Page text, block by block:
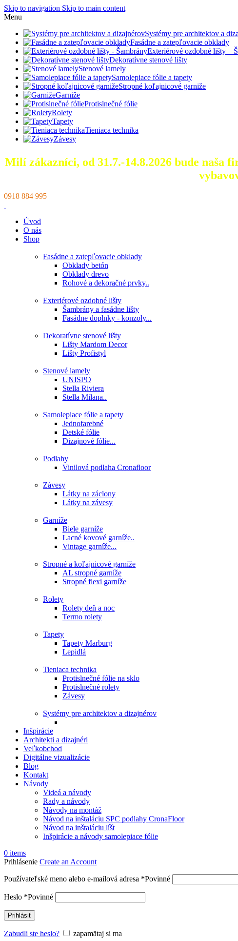
Skip to navigation Skip to main content
Menu
Systémy pre architektov a
Fasádne a zatepľovacie obklady
Exteriérové ozdobné lišty –
Dekoratívne stenové lišty
Stenové lamely
Samolepiace fólie a tapety
Stropné koľajnicové garniže
Garniže
Protislnečné fólie
Rolety
Tapety
Tieniaca technika
Závesy
Milí zákazníci, od 31.7.-14.8.2026 bude naša
0918 884 995
Úvod
O nás
Shop
Fasádne a zatepľovacie obklady
Obklady betón
Obklady drevo
Rohové a dekoračné prvky..
Exteriérové ozdobné lišty
Šambrány a fasádne lišty
Fasádne doplnky - konzoly...
Dekoratívne stenové lišty
Lišty Mardom Decor
Lišty Profistyl
Stenové lamely
UNISPO
Stella Riviera
Stella Milana..
Samolepiace fólie a tapety
Jednofarebné
Detské fólie
Dizajnové fólie...
Podlahy
Vinilová podlaha Cronafloor
Závesy
Látky na záclony
Látky na závesy
Garníže
Biele garníže
Lacné kovové garníže..
Vintage garníže...
Stropné a koľajnicové garníže
AL stropné garníže
Stropné flexi garníže
Rolety
Rolety deň a noc
Termo rolety
Tapety
Tapety Marburg
Lepidlá
Tieniaca technika
Protislnečné fólie na sklo
Protislnečné rolety
Závesy
Systémy pre architektov a dizajnérov
Inšpirácie
Architekti a dizajnéri
Veľkobchod
Digitálne vizualizácie
Blog
Kontakt
Návody
Videá a návody
Rady a návody
Návody na montáž
Návod na inštaláciu SPC podlahy CronaFloor
Návod na inštaláciu líšt
Inšpirácie a návody samolepiace fólie
0 items
Prihlásenie Create an Account
Používateľské meno alebo e-mailová adresa *Povinné
Heslo *Povinné
Prihlásiť
Zabudli ste heslo? zapamätaj si ma